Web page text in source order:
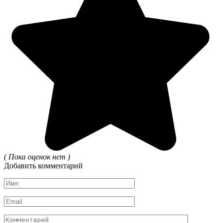
( Пока оценок нет )
Добавить комментарий
Имя
*
Email
*
Комментарий